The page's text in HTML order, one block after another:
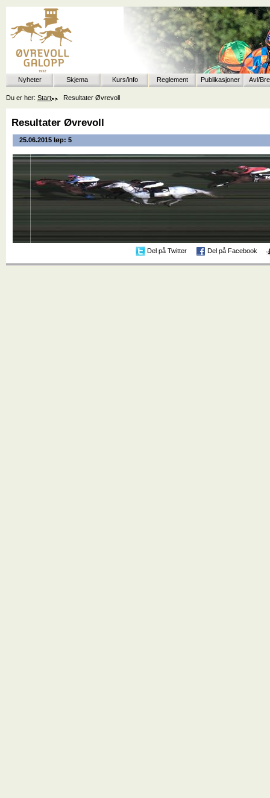
Nyheter Skjema Kurs/info Reglement Publikasjoner Avl/
Du er her: Start Resultater Øvrevoll
Resultater Øvrevoll
25.06.2015 løp: 5
Del på Twitter Del på Facebook